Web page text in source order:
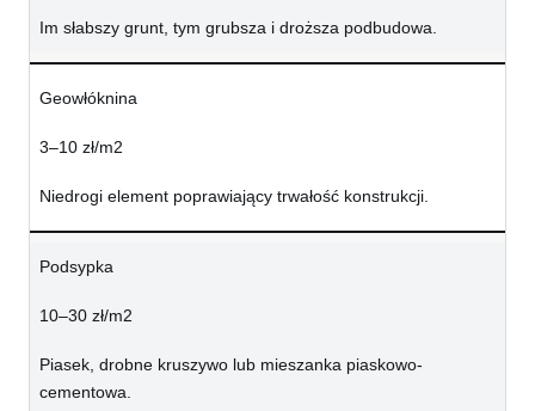
Im słabszy grunt, tym grubsza i droższa podbudowa.
Geowłóknina
3–10 zł/m2
Niedrogi element poprawiający trwałość konstrukcji.
Podsypka
10–30 zł/m2
Piasek, drobne kruszywo lub mieszanka piaskowo-
cementowa.